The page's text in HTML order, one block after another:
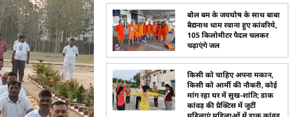
बोल बम के जयघोष के साथ बाबा
बैद्यनाथ धाम रवाना हुए कांवरिये,
105 किलोमीटर पैदल चलकर
चढ़ाएंगे जल
किसी को चाहिए अपना मकान,
किसी को आर्मी की नौकरी, कोई
मांग रहा घर में सुख-शांति; डाक
कांवड़ की प्रैक्टिस में जुटीं